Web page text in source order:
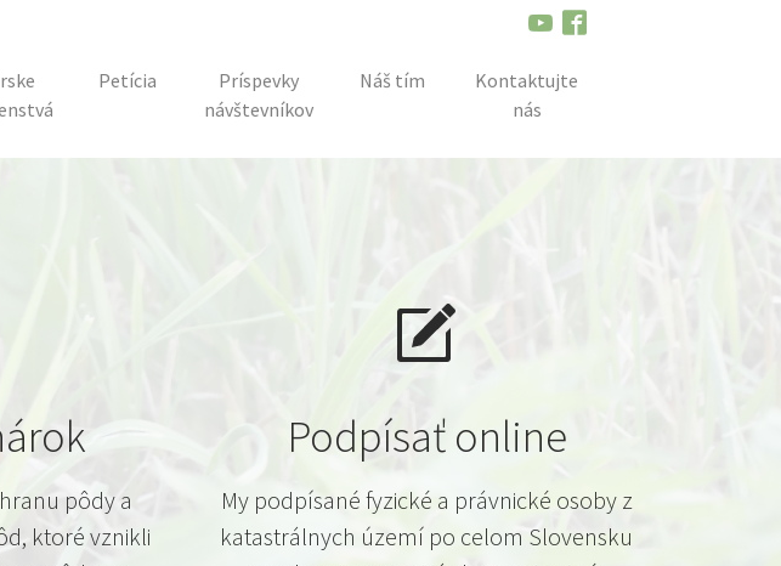
Petícia
Príspevky
návštevníkov
Náš tím
Kontaktujte
nás
pôdy a
ktoré vznikli
Podpísať online
My podpísané fyzické a právnické osoby z
katastrálnych území po celom Slovensku